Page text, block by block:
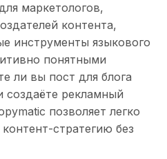
маркетологов,
контента,
инструменты языкового
понятными
ли вы пост для блога
создаёте рекламный
позволяет легко
стратегию без